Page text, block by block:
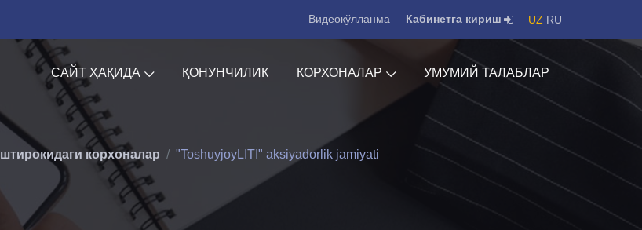
Видеоқўлланма Кабинетга кириш UZ RU
САЙТ ҲАҚИДА ҚОНУНЧИЛИК КОРХОНАЛАР УМУМИЙ ТАЛАБЛАР
корхоналар "ToshuyjoyLITI" aksiyadorlik jamiyati